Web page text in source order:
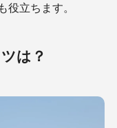
立ちます。
は？